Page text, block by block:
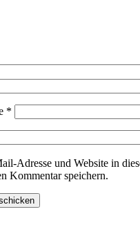
*
Adresse und Website in
Kommentar speichern.